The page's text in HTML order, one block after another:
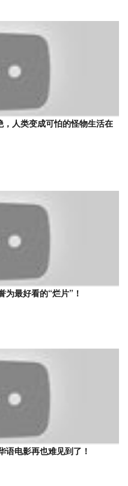
，人类变成可怕的怪物生活在
为最好看的“烂片”！
语电影再也难见到了！